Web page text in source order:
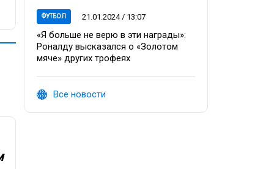
ФУТБОЛ 21.01.2024 / 13:07
«Я больше не верю в эти награды»:
Роналду высказался о «Золотом
мяче» других трофеях
Все новости